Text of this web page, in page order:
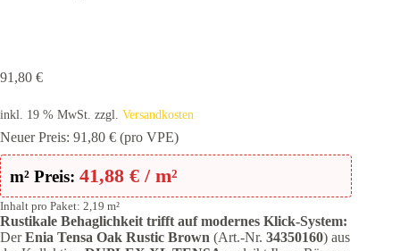
91,80 €
inkl. 19 % MwSt. zzgl. Versandkosten
Neuer Preis: 91,80 € (pro VPE)
m² Preis: 41,88 € / m²
Inhalt pro Paket: 2,19 m²
Rustikale Behaglichkeit trifft auf modernes Klick-System:
DerEnia Tensa Oak Rustic Brown (Art.-Nr. 34350160) aus